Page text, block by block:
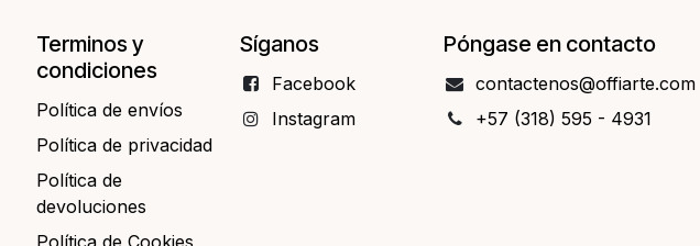
Póngase en contacto
contact​​enos@offiarte.com
+57 (318) 595 - 4931
Síganos
Facebo​​ok
Instagram
Terminos y
condiciones
Política de envíos
Política de privacidad
Política de
devoluciones